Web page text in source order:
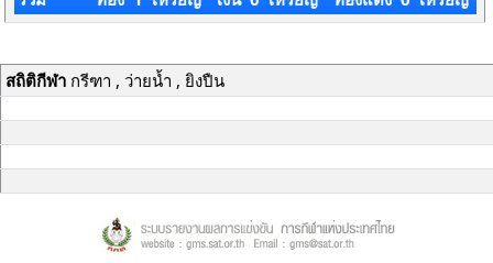
สถิติกีฬากรีฑา , ว่ายน้ำ , ยิงปืน